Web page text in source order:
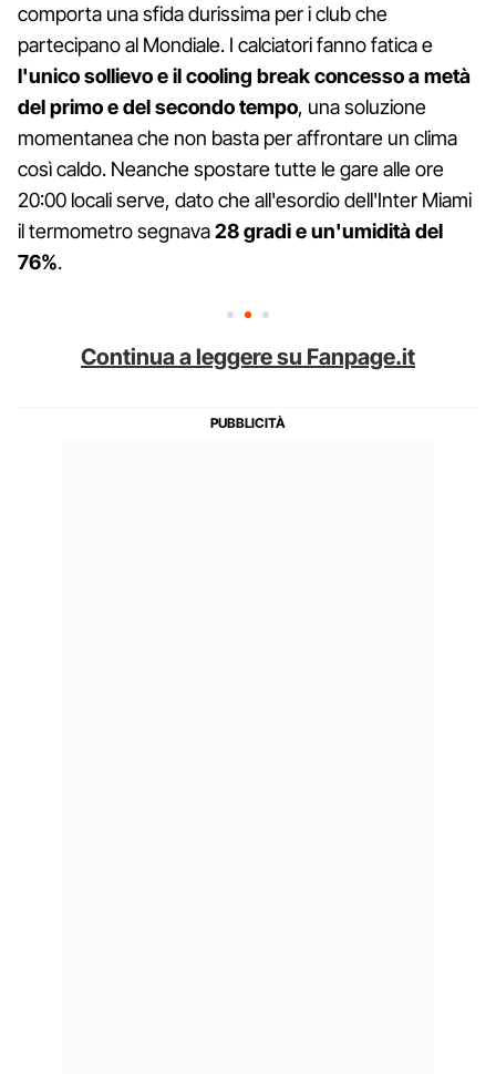
comporta una sfida durissima per i club che
partecipano al Mondiale. I calciatori fanno fatica e
l'unico sollievo e il cooling break concesso a metà
del primo e del secondo tempo, una soluzione
momentanea che non basta per affrontare un clima
così caldo. Neanche spostare tutte le gare alle ore
20:00 locali serve, dato che all'esordio dell'Inter Miami
il termometro segnava28 gradi e un'umidità del
76%.
Continua a leggere su Fanpage.it